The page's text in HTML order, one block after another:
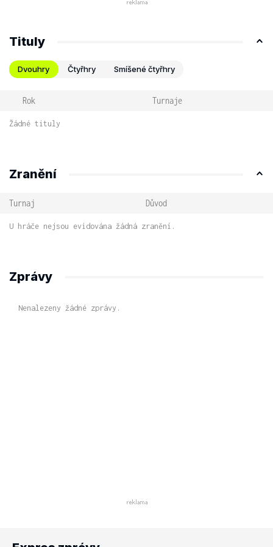
Tituly
Dvouhry Čtyřhry Smíšené čtyřhry
Rok Turnaje
Žádné tituly
Zranění
Turnaj Důvod
U hráče nejsou evidována žádná zranění.
Zprávy
Nenalezeny žádné zprávy.